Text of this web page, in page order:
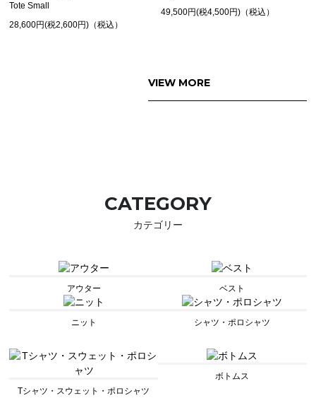
Tote Small
28,600円(税2,600円)（税込）
49,500円(税4,500円)（税込）
VIEW MORE
CATEGORY
カテゴリー
アウター ベスト
ニット シャツ・ポロシャツ
Tシャツ・スウェット・ポロシャツ
ボトムス